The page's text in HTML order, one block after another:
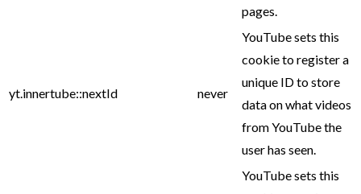
pages.
yt.innertube::nextId never
YouTube sets this
cookie to register a
unique ID to store
data on what videos
from YouTube the
user has seen.
YouTube sets this